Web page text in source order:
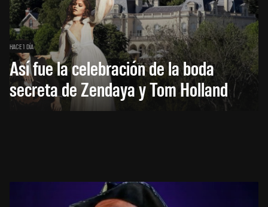
HACE 1 DÍA
Así fue la celebración de la boda
secreta de Zendaya y Tom Holland